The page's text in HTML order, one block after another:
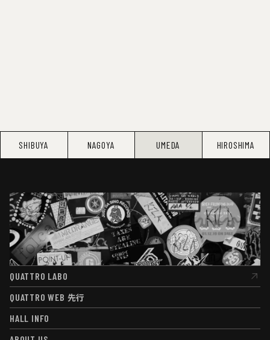
SHIBUYA NAGOYA UMEDA HIROSHIMA
QUATTRO LABO
QUATTRO LABO
QUATTRO WEB 先行
QUATTRO WEB先行
HALL INFO
HALL INFO